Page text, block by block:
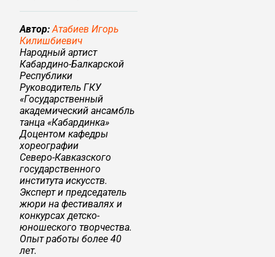
Автор: Атабиев Игорь
Килишбиевич
Народный артист
Кабардино‑Балкарской
Республики
Руководитель ГКУ
«Государственный
академический ансамбль
танца «Кабардинка»
Доцентом кафедры
хореографии
Северо‑Кавказского
государственного
института искусств.
Эксперт и председатель
жюри на фестивалях и
конкурсах детско-
юношеского творчества.
Опыт работы более 40
лет.